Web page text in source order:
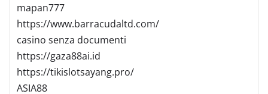
mapan777
https://www.barracudaltd.com/
casino senza documenti
https://gaza88ai.id
https://tikislotsayang.pro/
ASIA88